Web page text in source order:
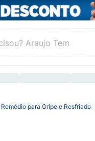
Remédio para Gripe e Resfriado